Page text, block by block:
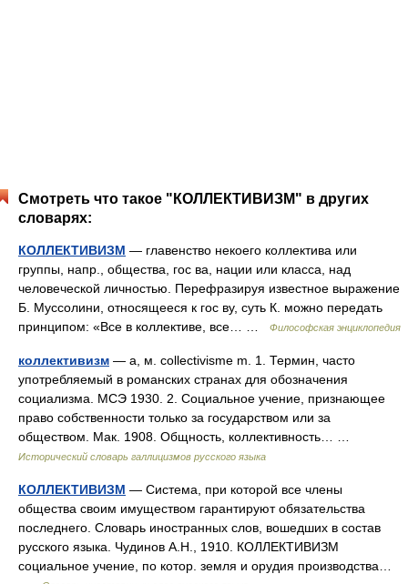
Смотреть что такое "КОЛЛЕКТИВИЗМ" в других
словарях:
КОЛЛЕКТИВИЗМ — главенство некоего коллектива или
группы, напр., общества, гос ва, нации или класса, над
человеческой личностью. Перефразируя известное выражение
Б. Муссолини, относящееся к гос ву, суть К. можно передать
принципом: «Все в коллективе, все… …
Философская энциклопедия
коллективизм — а, м. collectivisme m. 1. Термин, часто
употребляемый в романских странах для обозначения
социализма. МСЭ 1930. 2. Социальное учение, признающее
право собственности только за государством или за
обществом. Мак. 1908. Общность, коллективность… …
Исторический словарь галлицизмов русского языка
КОЛЛЕКТИВИЗМ — Система, при которой все члены
общества своим имуществом гарантируют обязательства
последнего. Словарь иностранных слов, вошедших в состав
русского языка. Чудинов А.Н., 1910. КОЛЛЕКТИВИЗМ
социальное учение, по котор. земля и орудия производства…